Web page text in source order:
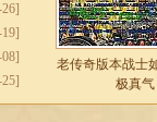
老传奇版本战士
极真气